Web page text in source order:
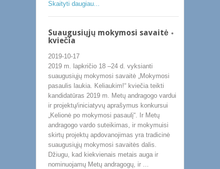
Skaityti daugiau...
Suaugusiųjų mokymosi savaitė
kviečia
2019-10-17
2019 m. lapkričio 18 –24 d. vyksianti
suaugusiųjų mokymosi savaitė „Mokymosi
pasaulis laukia. Keliaukim!“ kviečia teikti
kandidatūras 2019 m. Metų andragogo vardui
ir projektų/iniciatyvų aprašymus konkursui
„Kelionė po mokymosi pasaulį“. Ir Metų
andragogo vardo suteikimas, ir mokymuisi
skirtų projektų apdovanojimas yra tradicinė
suaugusiųjų mokymosi savaitės dalis.
Džiugu, kad kiekvienais metais auga ir
nominuojamų Metų andragogų, ir ...